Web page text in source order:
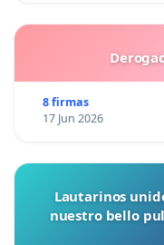
8 firmas
17 Jun 2026
Lautarinos
nuestro bello